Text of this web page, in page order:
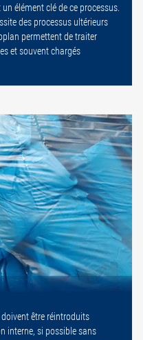
élément clé de ce processus.
des processus ultérieurs
permettent de traiter
et souvent chargés
être réintroduits
interne, si possible sans